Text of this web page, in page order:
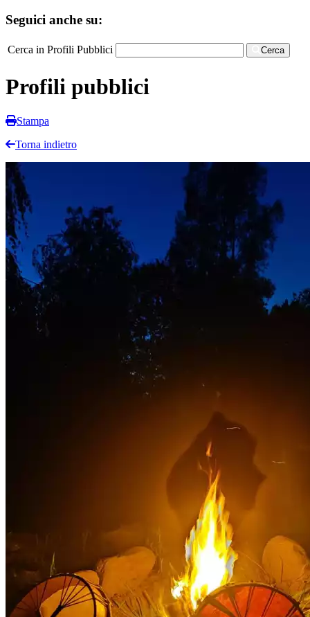
Seguici anche su:
Cerca in Profili Pubblici Cerca
Profili pubblici
Stampa
Torna indietro